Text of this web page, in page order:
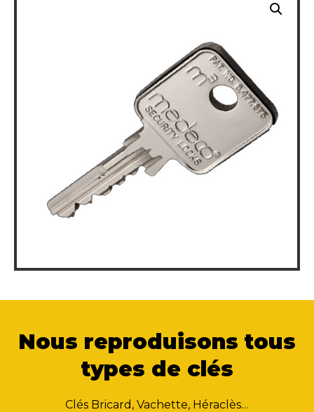
Nous reproduisons tous
types de clés
Clés Bricard, Vachette, Héraclès…